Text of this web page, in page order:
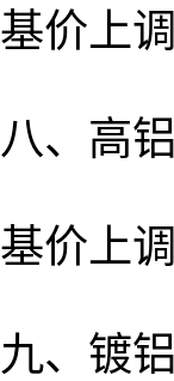
基价上
八、高
基价上
九、镀